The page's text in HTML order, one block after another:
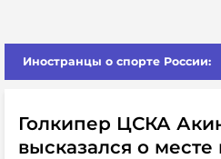
Иностранцы о спорте России:
Голкипер ЦСКА
высказался о